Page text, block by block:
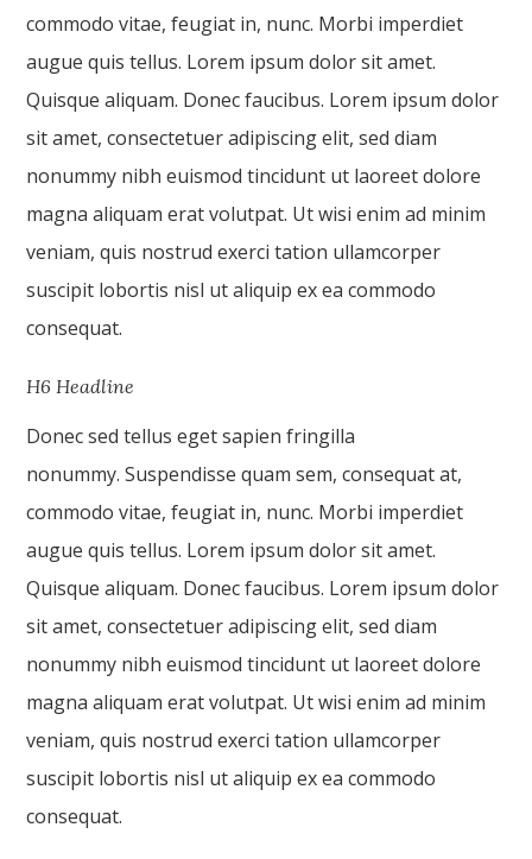
commodo vitae, feugiat in, nunc. Morbi imperdiet
augue quis tellus. Lorem ipsum dolor sit amet.
Quisque aliquam. Donec faucibus. Lorem ipsum dolor
sit amet, consectetuer adipiscing elit, sed diam
nonummy nibh euismod tincidunt ut laoreet dolore
magna aliquam erat volutpat. Ut wisi enim ad minim
veniam, quis nostrud exerci tation ullamcorper
suscipit lobortis nisl ut aliquip ex ea commodo
consequat.
H6 Headline
Donec sed tellus eget sapien fringilla
nonummy. Suspendisse quam sem, consequat at,
commodo vitae, feugiat in, nunc. Morbi imperdiet
augue quis tellus. Lorem ipsum dolor sit amet.
Quisque aliquam. Donec faucibus. Lorem ipsum dolor
sit amet, consectetuer adipiscing elit, sed diam
nonummy nibh euismod tincidunt ut laoreet dolore
magna aliquam erat volutpat. Ut wisi enim ad minim
veniam, quis nostrud exerci tation ullamcorper
suscipit lobortis nisl ut aliquip ex ea commodo
consequat.